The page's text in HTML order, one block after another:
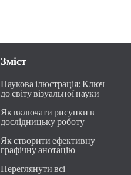
Зміст
Наукова ілюстрація: Ключ
до світу візуальної науки
Як включати рисунки в
дослідницьку роботу
Як створити ефективну
графічну анотацію
Переглянути всі